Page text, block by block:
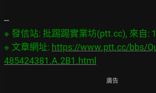
※ 發信站: 批踢踢實業坊(ptt.cc), 來自:
※ 文章網址: https://www.ptt.cc/bbs/
485424381.A.2B1.html
廣告